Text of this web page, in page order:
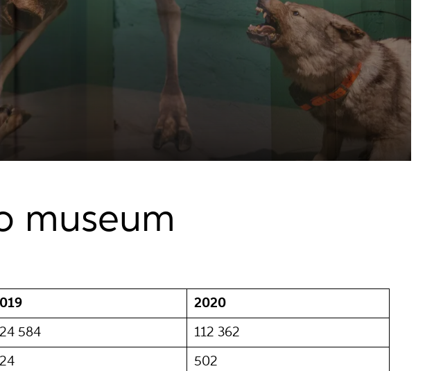
museum
2020
584
112 362
502